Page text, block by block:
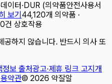
이터 · DUR (의약품안전사용서
보기 44,120개 의약품 ·
건 상호작용
공하지 않습니다. 반드시 의사 또
정보 출처광고·제휴 링크 고지 개
약관© 2026 약잘알